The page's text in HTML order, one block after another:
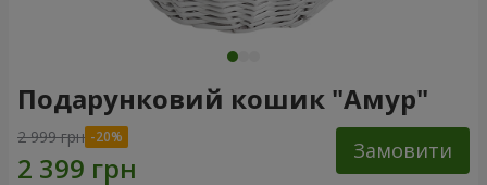
Подарунковий кошик "Амур"
2 999 грн
Замовити